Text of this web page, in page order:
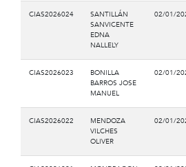
CIAS2026024
SANTILLÁN
SANVICENTE
EDNA
NALLELY
02/01/
CIAS2026023
BONILLA
BARROS JOSE
MANUEL
02/01/
CIAS2026022
MENDOZA
VILCHES
OLIVER
02/01/